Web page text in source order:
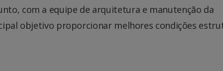
com a equipe de arquitetura e manutenção da
objetivo proporcionar melhores condições